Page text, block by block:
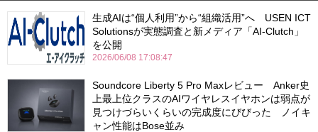
生成AIは“個人利用”から“組織活用”へ USEN ICT
Solutionsが実態調査と新メディア「AI-Clutch」
を公開
2026/06/08 17:08:47
Soundcore Liberty 5 Pro Maxレビュー Anker史
上最上位クラスのAIワイヤレスイヤホンは弱点が
見つけづらいくらいの完成度にびびった ノイキ
ャン性能はBose並み